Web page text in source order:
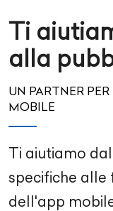
Ti
alla
UN PARTNER
MOBILE
Ti aiutiamo
specifiche alle
dell'app